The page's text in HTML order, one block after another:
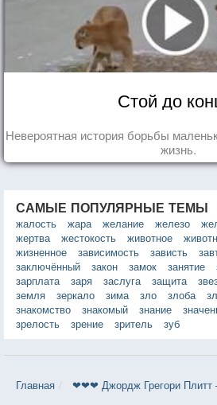
Стой до
Невероятная история борьбы
жизнь.
САМЫЕ ПОПУЛЯРНЫЕ ТЕМЫ
жалость
жара желание железо
жертва
жестокость животное
жизненное
зависимость зависть
заключённый
закон замок занятие
зарплата
заря заслуга защита
земля
зеркало зима зло злоба
знакомство
знакомый знание
зрелость
зрение зритель зуб
Главная ❤❤❤ Джордж Грегори Плитт